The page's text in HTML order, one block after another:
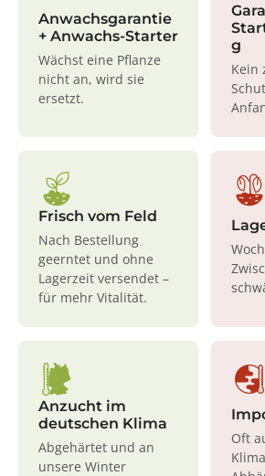
Anwachsgarantie
+ Anwachs-Starter
Wächst eine Pflanze
nicht an, wird sie
ersetzt.
g
Kein
Frisch vom Feld
Nach Bestellung
geerntet und ohne
Lagerzeit versendet –
für mehr Vitalität.
Anzucht im
deutschen Klima
Abgehärtet und an
unsere Winter
Oft